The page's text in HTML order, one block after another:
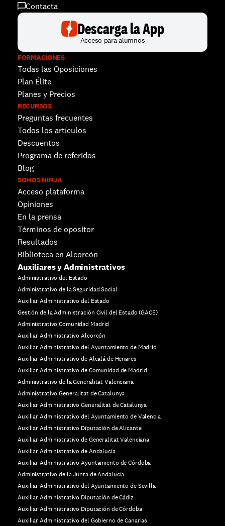
FORMACIONES
Todas las Oposiciones
Plan Élite
Planes y Precios
RECURSOS
Preguntas frecuentes
Todos los artículos
Descuentos
Programa de referidos
Blog
SOMOS NINJA
Acceso plataforma
Opiniones
En la prensa
Términos de opositor
Resultados
Biblioteca en Alcorcón
Contacta
Descarga la App
Acceso para alumnos
Auxiliares y Administrativos
Administrativo del Estado
Administrativo de la Seguridad Social
Auxiliar Administrativo del Estado
Gestión de la Administración Civil del Estado (GACE)
Administrativo Comunidad Madrid
Auxiliar Administrativo Alcorcón
Auxiliar Administrativo del Ayuntamiento de Madrid
Auxiliar Administrativo de Alcalá de Henares
Auxiliar Administrativo de Comunidad de Madrid
Administrativo de la Generalitat Valenciana
Administrativo Generalitat de Catalunya
Auxiliar Administrativo Generalitat de Catalunya
Auxiliar Administrativo del Ayuntamiento de Valencia
Auxiliar Administrativo Diputación de Alicante
Auxiliar Administrativo de Generalitat Valenciana
Auxiliar Administrativo de Andalucía
Auxiliar Administrativo Ayuntamiento de Córdoba
Administrativo de la Junta de Andalucía
Auxiliar Administrativo del Ayuntamiento de Sevilla
Auxiliar Administrativo Diputación de Cádiz
Auxiliar Administrativo Diputación de Córdoba
Auxiliar Administrativo del Gobierno de Canarias